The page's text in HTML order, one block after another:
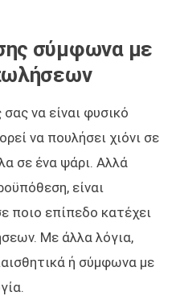
σύμφωνα με
να είναι φυσικό
να πουλήσει χιόνι σε
σε ένα ψάρι. Αλλά
είναι
ποιο επίπεδο κατέχει
Με άλλα λόγια,
ή σύμφωνα με